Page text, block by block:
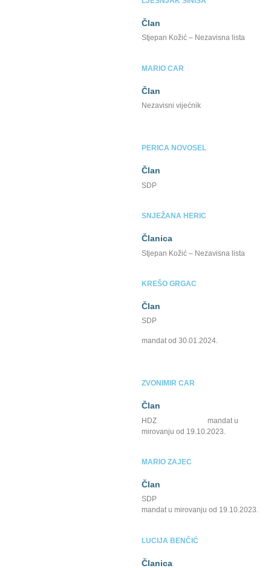
Član
Stjepan Kožić – Nezavisna lista
MARIO CAR
Član
Nezavisni vijećnik
PERICA NOVOSEL
Član
SDP
SNJEŽANA HERIC
Članica
Stjepan Kožić – Nezavisna lista
KREŠO GRGAC
Član
SDP
mandat od 30.01.2024.
ZVONIMIR CAR
Član
HDZ mandat u
mirovanju od 19.10.2023.
MARIO ZAJEC
Član
SDP
mandat u mirovanju od 19.10.2023.
LUCIJA BENČIĆ
Članica